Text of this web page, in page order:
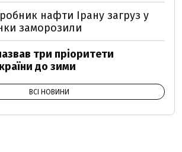
нафти Ірану загруз у
заморозили
три пріоритети
до зими
ВСІ НОВИНИ